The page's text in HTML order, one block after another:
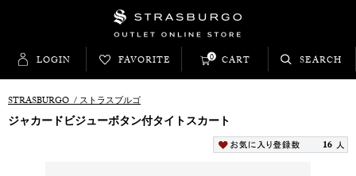
LOGIN FAVORITE CART
0 SEARCH
STRASBURGO/ストラスブルゴ
ジャカードビジューボタン付タイトスカート
16